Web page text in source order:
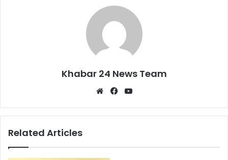
Khabar 24 News Team
WebsiteFacebook
Related Articles